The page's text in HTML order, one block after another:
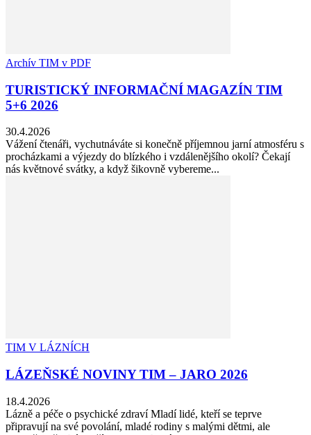
Archív TIM v PDF
TURISTICKÝ INFORMAČNÍ MAGAZÍN TIM
5+6 2026
30.4.2026
Vážení čtenáři, vychutnáváte si konečně příjemnou jarní atmosféru s
procházkami a výjezdy do blízkého i vzdálenějšího okolí? Čekají
nás květnové svátky, a když šikovně vybereme...
TIM V LÁZNÍCH
LÁZEŇSKÉ NOVINY TIM – JARO 2026
18.4.2026
Lázně a péče o psychické zdraví Mladí lidé, kteří se teprve
připravují na své povolání, mladé rodiny s malými dětmi, ale